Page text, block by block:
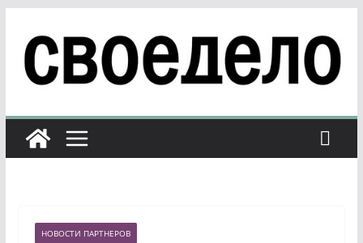
содержимому
НОВОСТИ ПАРТНЕРОВ